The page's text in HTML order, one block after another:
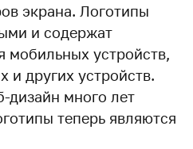
экрана. Логотипы
и содержат
мобильных устройств,
и других устройств.
дизайн много лет
теперь являются